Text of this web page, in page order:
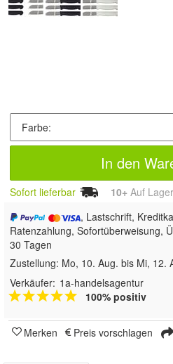
In den
Sofort lieferbar 10+ Auf Lager
, Lastschrift,
Ratenzahlung, Sofortüberweisung,
30 Tagen
Zustellung: Mo, 10. Aug. bis Mi, 12.
Verkäufer: 1a-handelsagentur
100% positiv
Merken Preis vorschlagen